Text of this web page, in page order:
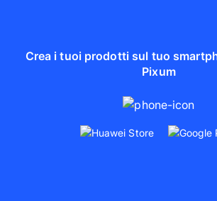
Crea i tuoi prodotti sul tuo
Pixum